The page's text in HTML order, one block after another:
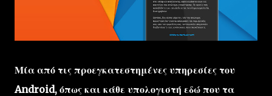
Μία από τις προεγκατεστημένες υπηρεσίες του
Android, όπως και κάθε υπολογιστή εδώ που τα